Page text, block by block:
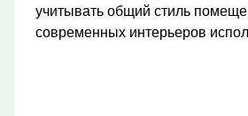
учитывать общий стиль
современных интерьеров